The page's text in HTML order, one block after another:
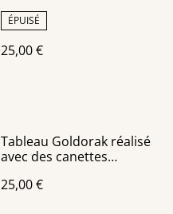
ÉPUISÉ
25,00 €
Tableau Goldorak réalisé
avec des canettes
25,00 €